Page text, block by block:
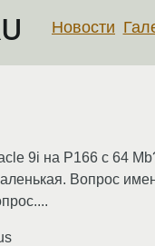
Новости
9i на P166 с 64
Вопрос